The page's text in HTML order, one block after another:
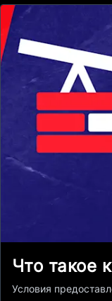
Что такое
Условия